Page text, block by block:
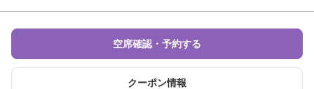
空席確認・予約する
クーポン情報